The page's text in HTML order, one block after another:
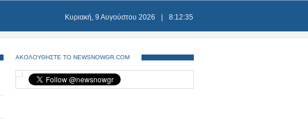
Κυριακή, 9 Αυγούστου 2026 8:12:35
ΑΚΟΛΟΥΘΗΣΤΕ ΤΟ NEWSNOWGR.COM